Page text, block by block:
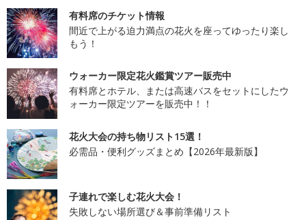
有料席のチケット情報
間近で上がる迫力満点の花火を座ってゆったり楽し
もう！
ウォーカー限定花火鑑賞ツアー販売中
有料席とホテル、または高速バスをセットにしたウ
ォーカー限定ツアーを販売中！！
花火大会の持ち物リスト15選！
必需品・便利グッズまとめ【2026年最新版】
子連れで楽しむ花火大会！
失敗しない場所選び＆事前準備リスト